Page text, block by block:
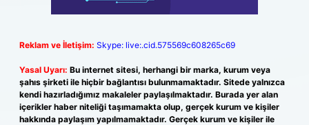
Reklam ve İletişim: Skype: live:.cid.575569c608265c69
Yasal Uyarı: Bu internet sitesi, herhangi bir marka, kurum veya
şahıs şirketi ile hiçbir bağlantısı bulunmamaktadır. Sitede yalnızca
kendi hazırladığımız makaleler paylaşılmaktadır. Burada yer alan
içerikler haber niteliği taşımamakta olup, gerçek kurum ve kişiler
hakkında paylaşım yapılmamaktadır. Gerçek kurum ve kişiler ile